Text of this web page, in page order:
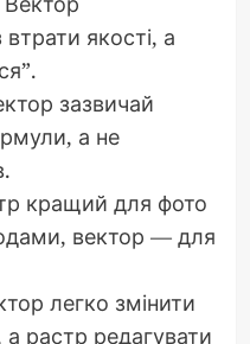
якості, а
зазвичай
а не
кращий для фото
вектор — для
легко змінити
растр редагувати